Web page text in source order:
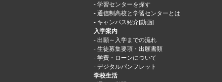
学習センターを探す
通信制高校と学習センターとは
キャンパス紹介[動画]
入学案内
出願～入学までの流れ
生徒募集要項・出願書類
学費・ローンについて
デジタルパンフレット
学校生活